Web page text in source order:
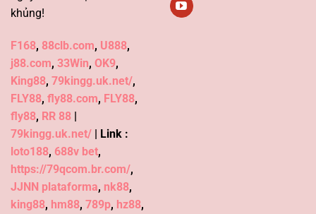
khủng!
F168, 88clb.com, U888,
j88.com, 33Win, OK9,
King88, 79kingg.uk.net/,
FLY88, fly88.com, FLY88,
fly88, RR 88 |
79kingg.uk.net/ | Link :
loto188, 688v bet,
https://79qcom.br.com/,
JJNN plataforma, nk88,
king88, hm88, 789p, hz88,